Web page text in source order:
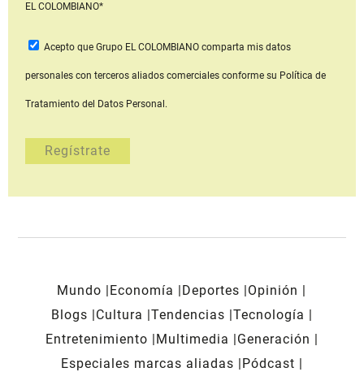
EL COLOMBIANO*
Acepto que Grupo EL COLOMBIANOcomparta mis datos
personales con terceros aliados comerciales conforme su Política de
Tratamiento del Datos Personal.
Mundo Economía Deportes
Opinión
Blogs
Cultura Tendencias Tecnología
Entretenimiento
Multimedia
Generación
Especiales marcas aliadas
Pódcast